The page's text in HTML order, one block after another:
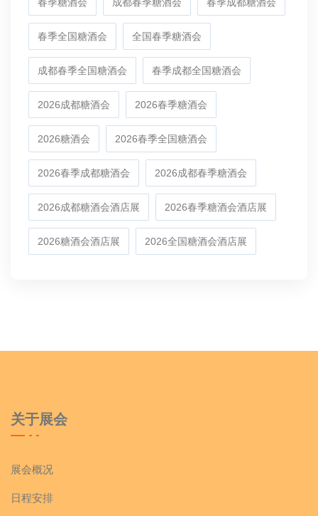
春季全国糖酒会 全国春季糖酒会
成都春季全国糖酒会 春季成都全国糖酒会
2026成都糖酒会 2026春季糖酒会
2026糖酒会 2026春季全国糖酒会
2026春季成都糖酒会 2026成都春季糖酒会
2026成都糖酒会酒店展 2026春季糖酒会酒店展
2026糖酒会酒店展 2026全国糖酒会酒店展
关于展会
展会概况
日程安排